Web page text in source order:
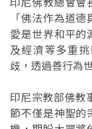
「佛法作為道
愛是世界和平的
及經濟等多重
歧，透過善行為
印尼宗教部佛教
節不僅是神聖的